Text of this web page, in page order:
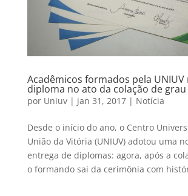
Acadêmicos formados pela UNIUV
diploma no ato da colação de grau
por Uniuv| jan 31, 2017| Notícia
Desde o início do ano, o Centro
União da Vitória (UNIUV) adotou uma
entrega de diplomas: agora, após a
o formando sai da cerimônia com